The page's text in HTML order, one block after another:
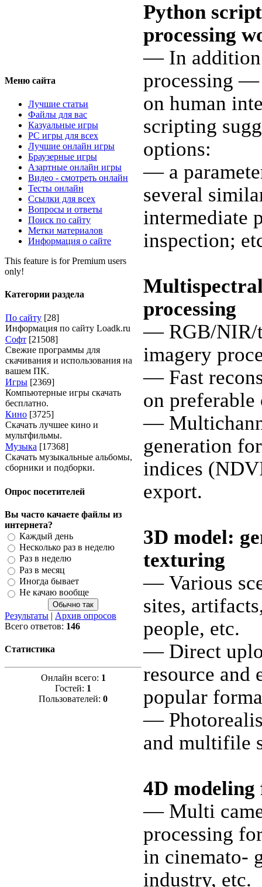
Меню сайта
Лучшие статьи
Файлы для вас
Казуальные игры
PC игры для всех
Лучшие онлайн игры
Браузерные игры
Азартные онлайн игры
Видео - смотреть онлайн
Тесты онлайн
Ссылки для всех
Вопросы и ответы
Поиск по сайту
Метки материалов
Информация о сайте
This feature is for Premium users
only!
Категории раздела
По сайту [28]
Информация по сайту Loadk.ru
Софт [21508]
Свежие программы для
скачивания и использования на
вашем ПК.
Игры [2369]
Компьютерные игры скачать
бесплатно.
Кино [3725]
Скачать лучшее кино и
мультфильмы.
Музыка [17368]
Скачать музыкальные альбомы,
сборники и подборки.
Опрос посетителей
Вы часто качаете файлы из
интернета?
Каждый день
Несколько раз в неделю
Раз в неделю
Раз в месяц
Иногда бывает
Не качаю вообще
Результаты | Архив опросов
Всего ответов: 146
Статистика
Онлайн всего: 1
Гостей: 1
Пользователей: 0
Python
processing
— In addition
processing —
on human
scripting
options:
— a
several
intermediate
inspection;
processing
— RGB/NIR/
imagery
— Fast
on preferable
—
generation
indices
export.
3D model:
texturing
— Various
sites,
people, etc.
— Direct
resource and
popular
—
and multifile
4D modeling
— Multi
processing
in cinemato-
industry, etc.